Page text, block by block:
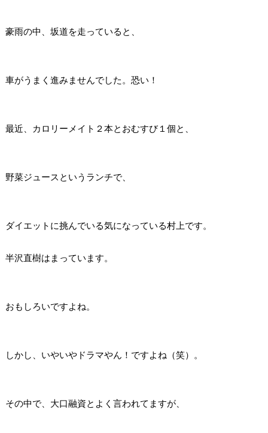
豪雨の中、坂道を走っていると、
車がうまく進みませんでした。恐い！
最近、カロリーメイト２本とおむすび１個と、
野菜ジュースというランチで、
ダイエットに挑んでいる気になっている村上です。
半沢直樹はまっています。
おもしろいですよね。
しかし、いやいやドラマやん！ですよね（笑）。
その中で、大口融資とよく言われてますが、